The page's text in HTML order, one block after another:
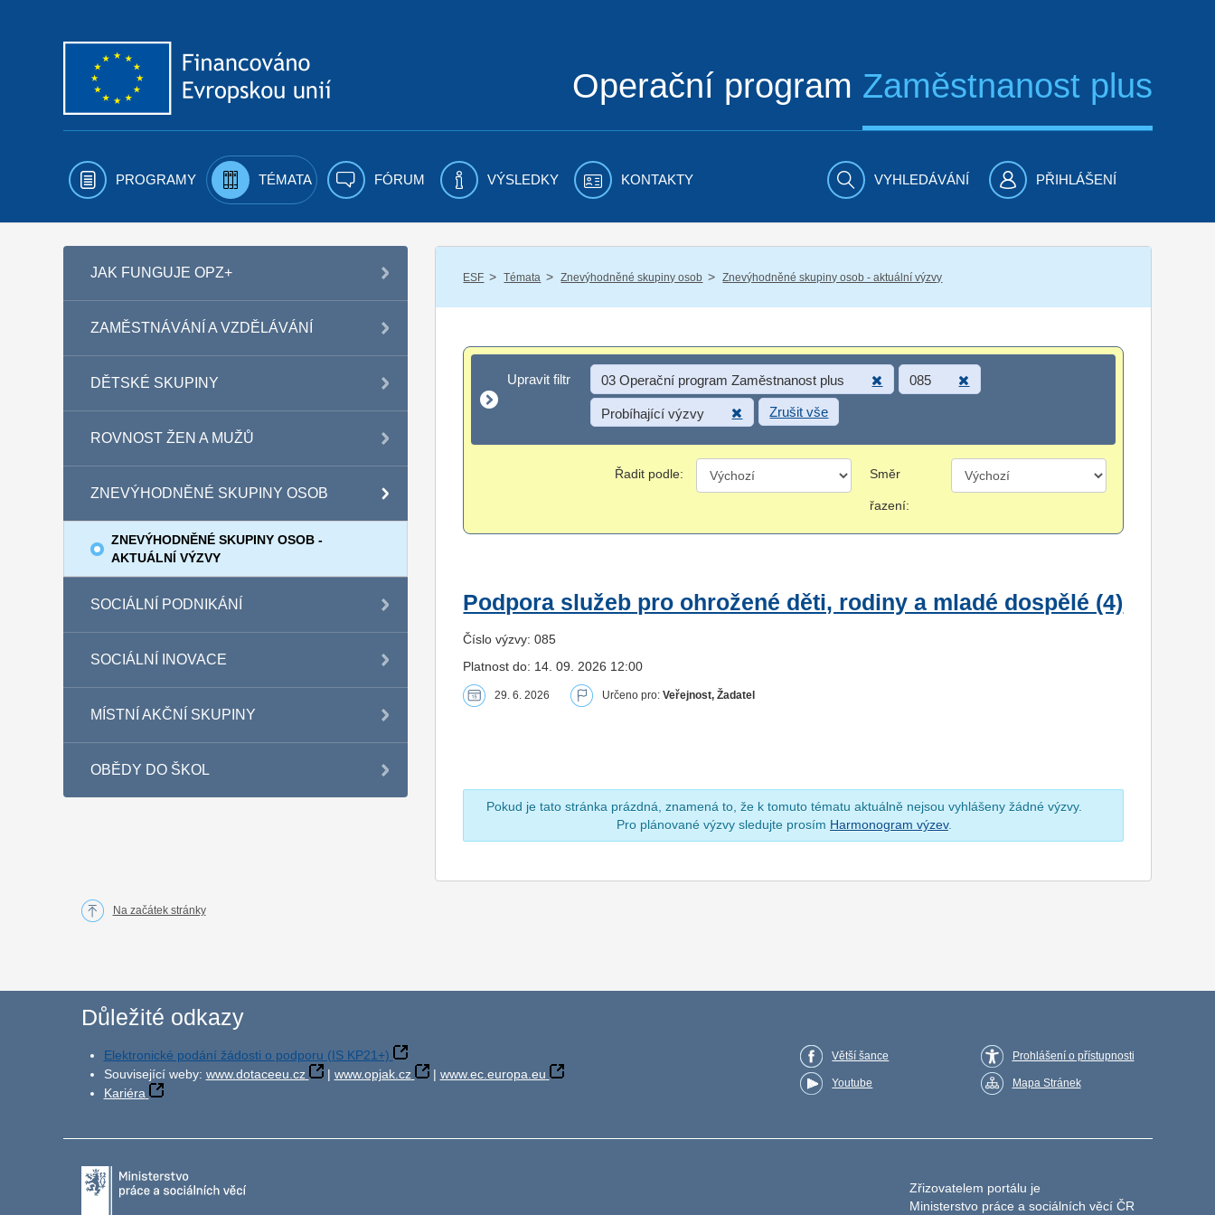
Operační program Zaměstnanost plus
PROGRAMY TÉMATA FÓRUM VÝSLEDKY KONTAKTY VYHLEDÁVÁNÍ PŘIHLÁŠENÍ
JAK FUNGUJE OPZ+
ZAMĚSTNÁVÁNÍ A VZDĚLÁVÁNÍ
DĚTSKÉ SKUPINY
ROVNOST ŽEN A MUŽŮ
ZNEVÝHODNĚNÉ SKUPINY OSOB
ZNEVÝHODNĚNÉ SKUPINY OSOB -
AKTUÁLNÍ VÝZVY
SOCIÁLNÍ PODNIKÁNÍ
SOCIÁLNÍ INOVACE
MÍSTNÍ AKČNÍ SKUPINY
OBĚDY DO ŠKOL
ESF / Témata / Znevýhodněné skupiny osob / Znevýhodněné skupiny osob - aktuální výzvy
Upravit filtr
Upravit filtr 03 Operační program Zaměstnanost plus 085
Probíhající výzvy Zrušit vše
Řadit podle: Směr
řazení:
Podpora služeb pro ohrožené děti, rodiny a mladé dospělé (4)
Číslo výzvy: 085
Platnost do: 14. 09. 2026 12:00
29. 6. 2026 Určeno pro:Veřejnost, Žadatel
Pokud je tato stránka prázdná, znamená to, že k tomuto tématu aktuálně nejsou vyhlášeny žádné výzvy.
Pro plánované výzvy sledujte prosím Harmonogram výzev.
Na začátek stránky
Důležité odkazy
Elektronické podání žádosti o podporu (IS KP21+)
Související weby: www.dotaceeu.cz | www.opjak.cz | www.ec.europa.eu
Kariéra
Větší šance
Youtube
Prohlášení o přístupnosti
Mapa Stránek
Zřizovatelem portálu je
Ministerstvo práce a sociálních věcí ČR